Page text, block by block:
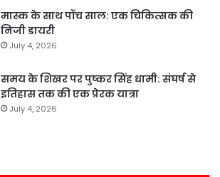
मास्क के साथ पॉच साल: एक चिकित्सक की
निजी डायरी
July 4, 2026
समय के शिखर पर पुष्कर सिंह धामी: संघर्ष से
इतिहास तक की एक प्रेरक यात्रा
July 4, 2026